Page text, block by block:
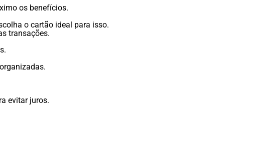
os benefícios.
o cartão ideal para isso.
transações.
evitar juros.